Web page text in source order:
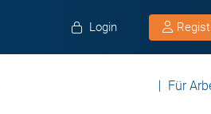
Login
Für